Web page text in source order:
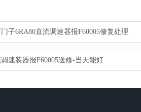
子6RA80直流调速器报F60005修复处理
速装器报F60005送修-当天能好